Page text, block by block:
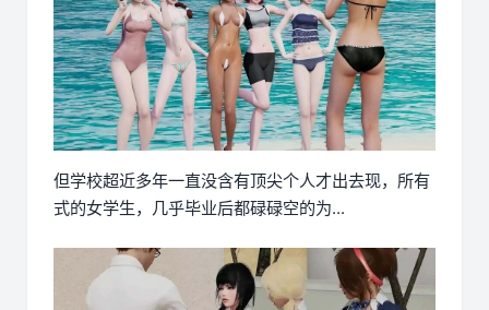
但学校超近多年一直没含有顶尖个人才出去现，所有
式的女学生，几乎毕业后都碌碌空的为...